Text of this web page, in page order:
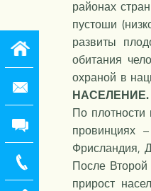
районах
пустоши
развиты
обитания
охраной в
НАСЕЛЕНИЕ.
По
провинциях
Фрисландия,
После
прирост